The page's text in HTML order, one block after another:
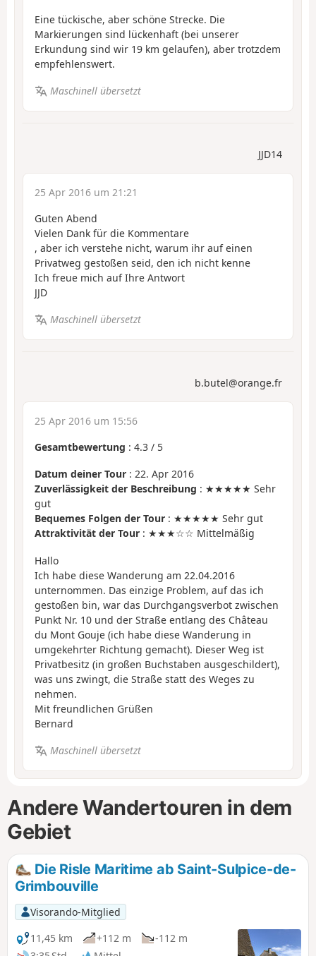
Eine tückische, aber schöne Strecke. Die
Markierungen sind lückenhaft (bei unserer
Erkundung sind wir 19 km gelaufen), aber trotzdem
empfehlenswert.
Maschinell übersetzt
JJD14
25 Apr 2016 um 21:21
Guten Abend
Vielen Dank für die Kommentare
, aber ich verstehe nicht, warum ihr auf einen
Privatweg gestoßen seid, den ich nicht kenne
Ich freue mich auf Ihre Antwort
JJD
Maschinell übersetzt
b.butel@orange.fr
25 Apr 2016 um 15:56
Gesamtbewertung : 4.3 / 5
Datum deiner Tour : 22. Apr 2016
Zuverlässigkeit der Beschreibung : ★★★★★ Sehr
gut
Bequemes Folgen der Tour : ★★★★★ Sehr gut
Attraktivität der Tour : ★★★☆☆ Mittelmäßig
Hallo
Ich habe diese Wanderung am 22.04.2016
unternommen. Das einzige Problem, auf das ich
gestoßen bin, war das Durchgangsverbot zwischen
Punkt Nr. 10 und der Straße entlang des Château
du Mont Gouje (ich habe diese Wanderung in
umgekehrter Richtung gemacht). Dieser Weg ist
Privatbesitz (in großen Buchstaben ausgeschildert),
was uns zwingt, die Straße statt des Weges zu
nehmen.
Mit freundlichen Grüßen
Bernard
Maschinell übersetzt
Andere Wandertouren in dem
Gebiet
Die Risle Maritime ab Saint-Sulpice-de-
Grimbouville
Visorando-Mitglied
11,45 km
+112 m
-112 m